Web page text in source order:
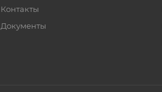
Контакты
Документы